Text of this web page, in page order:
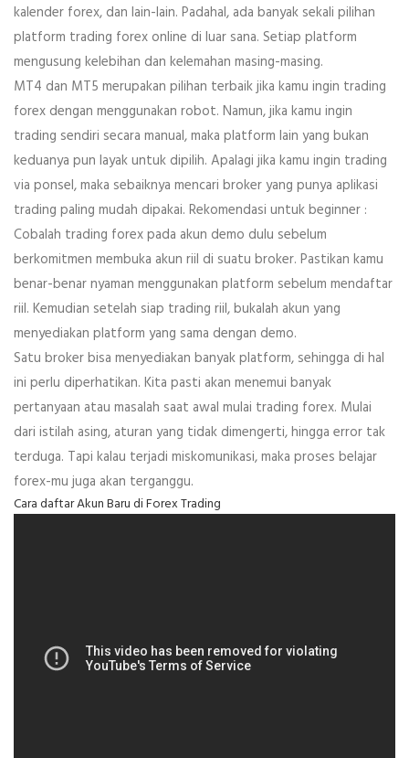
kalender forex, dan lain-lain. Padahal, ada banyak sekali pilihan
platform trading forex online di luar sana. Setiap platform
mengusung kelebihan dan kelemahan masing-masing.
MT4 dan MT5 merupakan pilihan terbaik jika kamu ingin trading
forex dengan menggunakan robot. Namun, jika kamu ingin
trading sendiri secara manual, maka platform lain yang bukan
keduanya pun layak untuk dipilih. Apalagi jika kamu ingin trading
via ponsel, maka sebaiknya mencari broker yang punya aplikasi
trading paling mudah dipakai. Rekomendasi untuk beginner :
Cobalah trading forex pada akun demo dulu sebelum
berkomitmen membuka akun riil di suatu broker. Pastikan kamu
benar-benar nyaman menggunakan platform sebelum mendaftar
riil. Kemudian setelah siap trading riil, bukalah akun yang
menyediakan platform yang sama dengan demo.
Satu broker bisa menyediakan banyak platform, sehingga di hal
ini perlu diperhatikan. Kita pasti akan menemui banyak
pertanyaan atau masalah saat awal mulai trading forex. Mulai
dari istilah asing, aturan yang tidak dimengerti, hingga error tak
terduga. Tapi kalau terjadi miskomunikasi, maka proses belajar
forex-mu juga akan terganggu.
Cara daftar Akun Baru di Forex Trading